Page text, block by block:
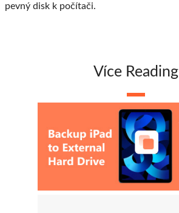
pevný disk k počítači.
Více Reading